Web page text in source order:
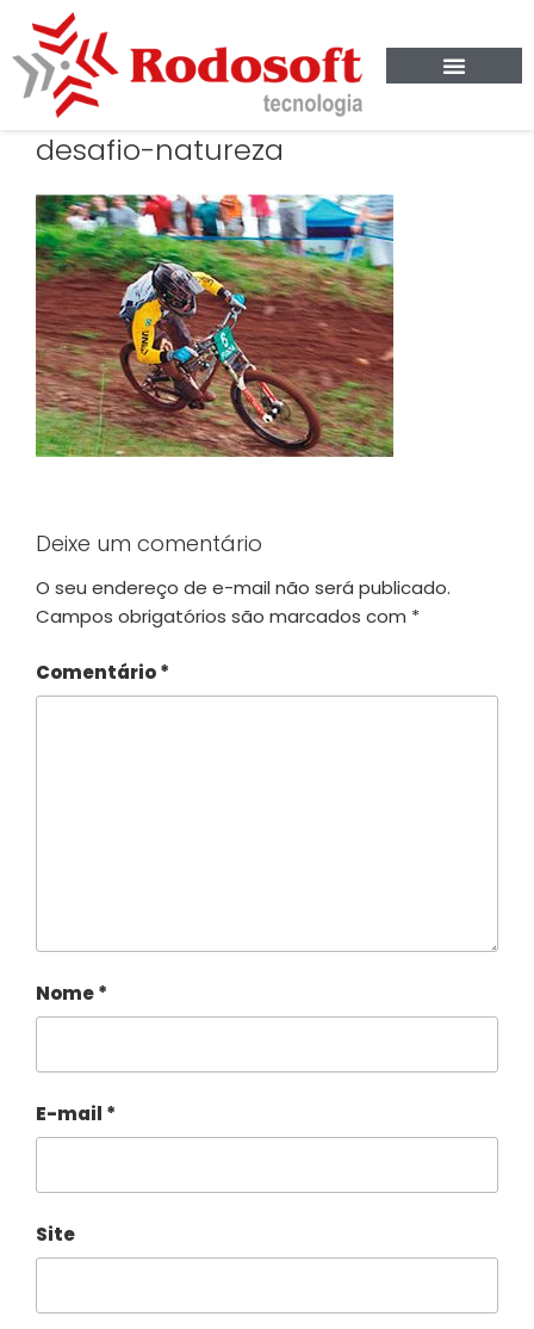
desafio-natureza
Deixe um comentário
O seu endereço de e-mail não será publicado.
Campos obrigatórios são marcados com *
Comentário*
Nome*
E-mail *
Site